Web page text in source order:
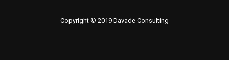
Copyright © 2019 Davade Consulting